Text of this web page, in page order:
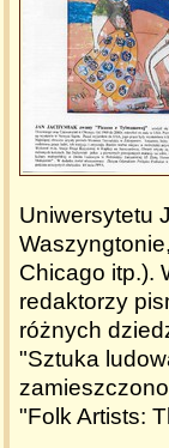
Uniwersytetu
Chicago itp.).
redaktorzy
różnych
"Sztuka
"Folk Artists: